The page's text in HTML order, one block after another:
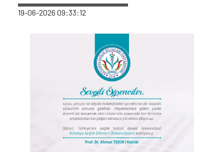
19-06-2026 09:33:12